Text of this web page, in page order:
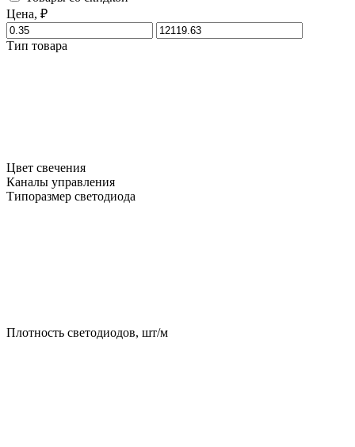
Цена, ₽
Тип товара
Цвет свечения
Каналы управления
Типоразмер светодиода
Плотность светодиодов, шт/м